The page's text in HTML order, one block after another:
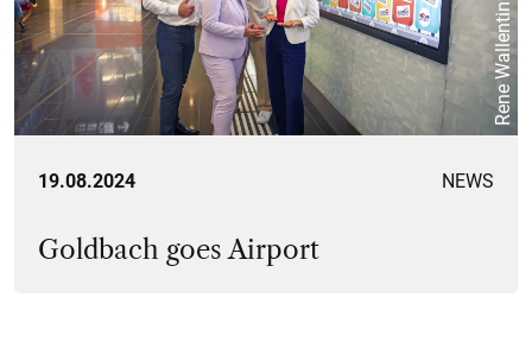
Rene Wallentin
19.08.2024 NEWS
Goldbach goes Airport